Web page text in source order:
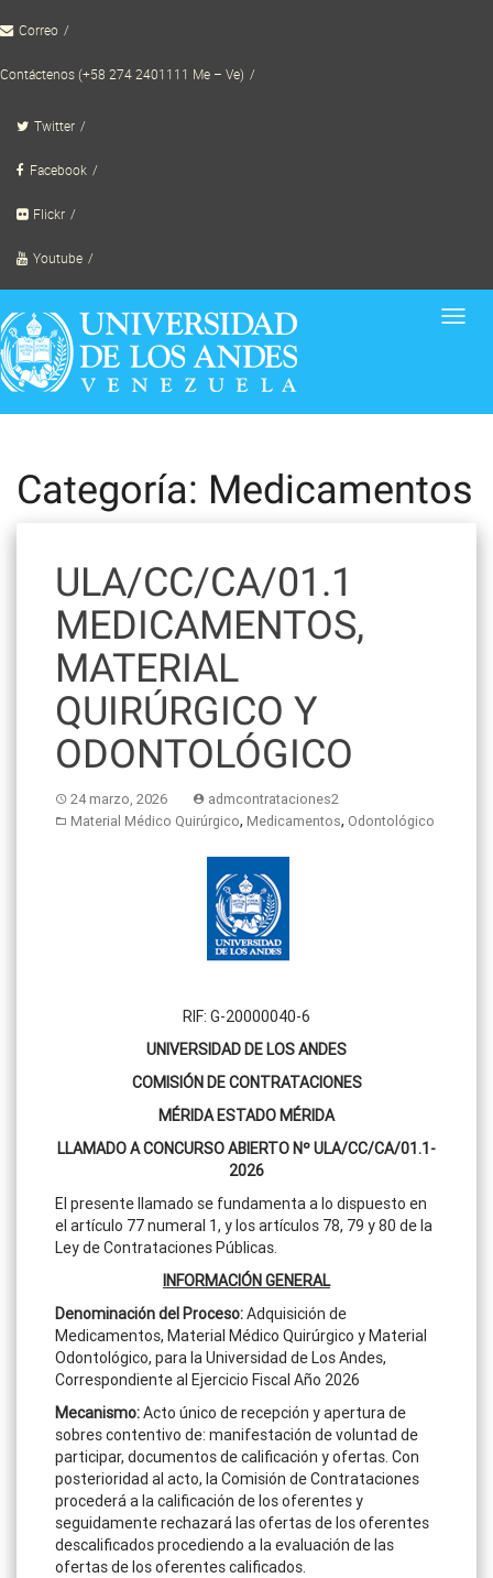
to Correo
Contáctenos (+58 274 2401111 Me – Ve)
Twitter
Facebook
Flickr
Youtube
Categoría: Medicamentos
ULA/CC/CA/01.1
MEDICAMENTOS,
MATERIAL
QUIRÚRGICO Y
ODONTOLÓGICO
24 marzo, 2026
admcontrataciones2
Material Médico Quirúrgico, Medicamentos, Odontológico
RIF: G-20000040-6
UNIVERSIDAD DE LOS ANDES
COMISIÓN DE CONTRATACIONES
MÉRIDA ESTADO MÉRIDA
LLAMADO A CONCURSO ABIERTO Nº ULA/CC/CA/01.1-
2026
El presente llamado se fundamenta a lo dispuesto en
el artículo 77 numeral 1, y los artículos 78, 79 y 80 de la
Ley de Contrataciones Públicas.
INFORMACIÓN GENERAL
Denominación del Proceso:Adquisición de
Medicamentos, Material Médico Quirúrgico y Material
Odontológico, para la Universidad de Los Andes,
Correspondiente al Ejercicio Fiscal Año 2026
Mecanismo:Acto único de recepción y apertura de
sobres contentivo de: manifestación de voluntad de
participar, documentos de calificación y ofertas. Con
posterioridad al acto, la Comisión de Contrataciones
procederá a la calificación de los oferentes y
seguidamente rechazará las ofertas de los oferentes
descalificados procediendo a la evaluación de las
ofertas de los oferentes calificados.